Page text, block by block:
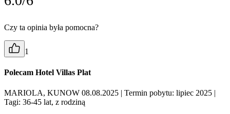
Czy ta opinia była pomocna?
1
Polecam Hotel Villas Plat
MARIOLA, KUNOW 08.08.2025 | Termin pobytu: lipiec 2025 |
Tagi: 36-45 lat, z rodziną